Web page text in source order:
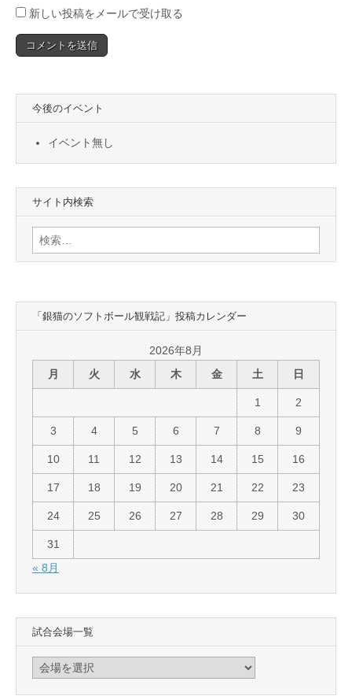
新しい投稿をメールで受け取る
今後のイベント
イベント無し
サイト内検索
検
索:
「銀猫のソフトボール観戦記」投稿カレンダー
2026年8月
月
火 水 木 金 土 日
1 2
3 4 5 6 7 8 9
10 11 12 13 14 15 16
17 18 19 20 21 22 23
24 25 26 27 28 29 30
31
« 8月
試合会場一覧